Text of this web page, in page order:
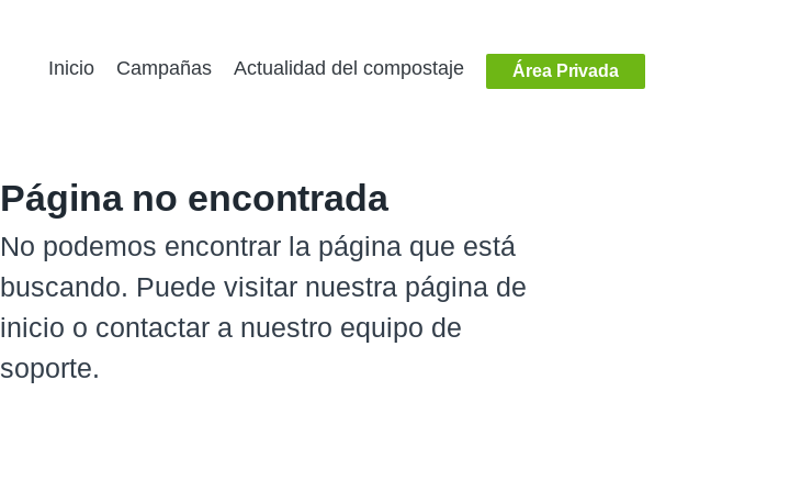
Inicio Campañas Actualidad del compostaje Área Privada
Página no encontrada
No podemos encontrar la página que está
buscando. Puede visitar nuestra página de
inicio o contactar a nuestro equipo de
soporte.